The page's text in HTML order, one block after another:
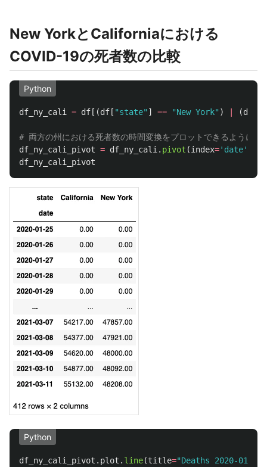
New YorkとCaliforniaにおける
COVID-19の死者数の比較
Python
df_ny_cali = df [(df [ "state" ] == "New York" ) (df
df_ny_cali_pivot = df_ny_cali . pivot (index=' date'
df_ny_cali_pivot
Python
df_ny_cali_pivot . plot . line(title="Deaths 2020-01-